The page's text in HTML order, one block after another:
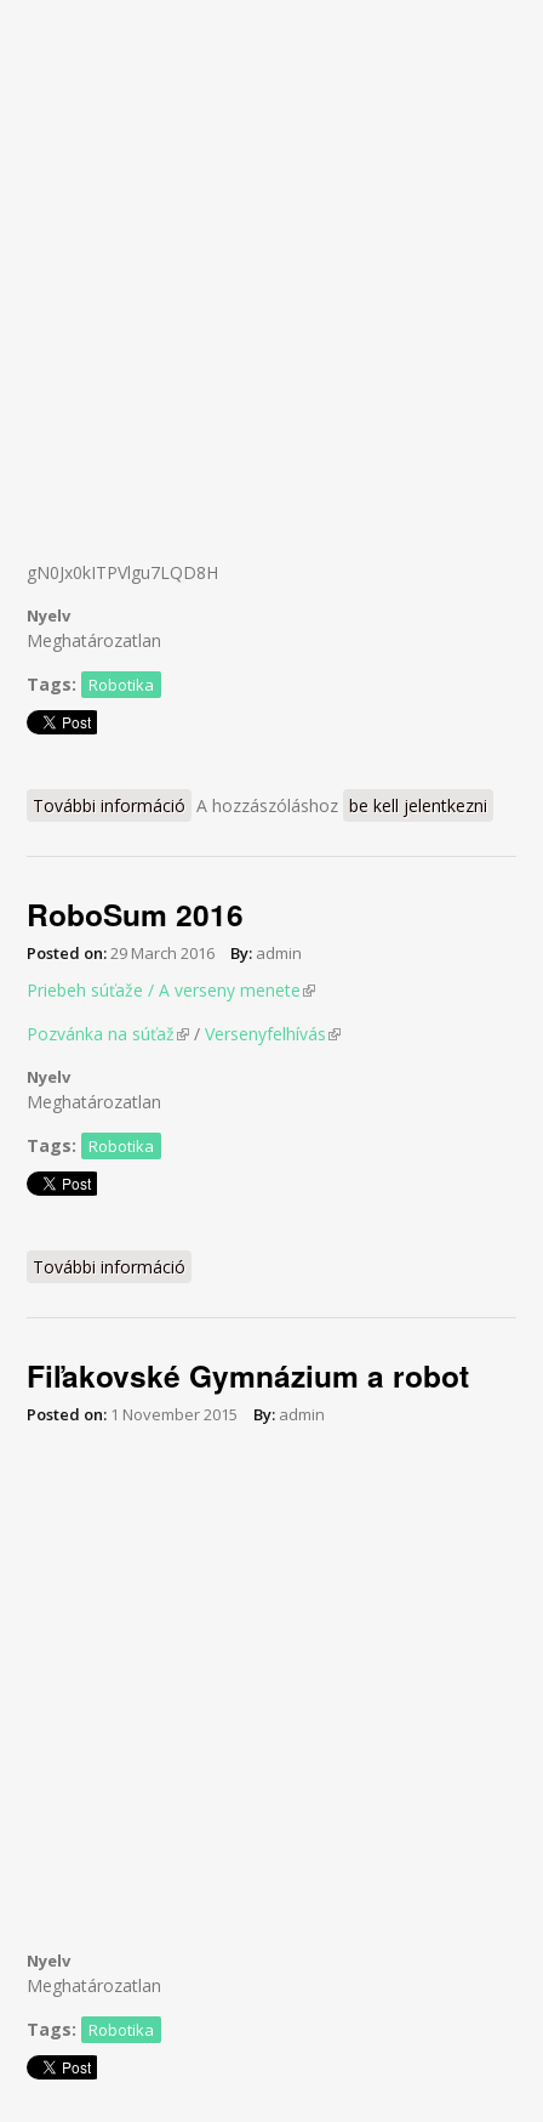
gN0Jx0kITPVlgu7LQD8H
Nyelv
Meghatározatlan
Tags:
Robotika
További információ RBA - Robotický Battle na Alejovej
A hozzászóláshoz be kell jelentkezni
RoboSum 2016
Posted on:29 March 2016 By: admin
Priebeh súťaže / A verseny menete(link is external)
Pozvánka na súťaž(link is external)
/Versenyfelhívás(link is external)
Nyelv
Meghatározatlan
Tags:
Robotika
További információ
Fiľakovské Gymnázium a robot
Posted on: 1 November 2015 By: admin
Nyelv
Meghatározatlan
Tags:
Robotika